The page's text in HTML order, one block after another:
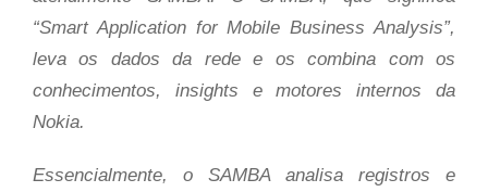
“Smart Application for Mobile Business Analysis”,
leva os dados da rede e os combina com os
conhecimentos, insights e motores internos da
Nokia.
Essencialmente, o SAMBA analisa registros e